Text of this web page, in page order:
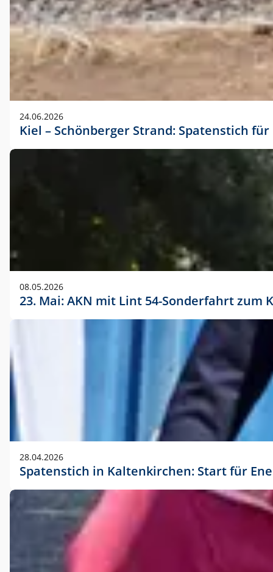
24.06.2026
Kiel – Schönberger Strand: Spatenstich
08.05.2026
23. Mai: AKN mit Lint 54-Sonderfahrt
28.04.2026
Spatenstich in Kaltenkirchen: Start für